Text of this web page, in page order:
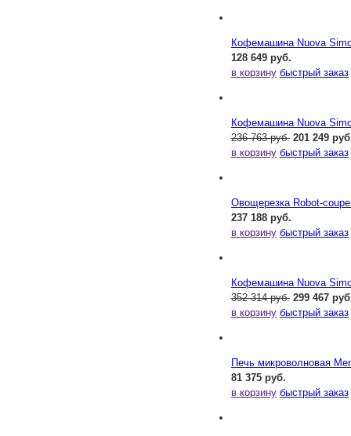
Кофемашина Nuova
128 649 руб.
в корзину быстрый заказ
Кофемашина Nuova
236 763 руб. 201 249
в корзину быстрый заказ
Овощерезка Robot-
237 188 руб.
в корзину быстрый заказ
Кофемашина Nuova
352 314 руб. 299 467
в корзину быстрый заказ
Печь микроволновая
81 375 руб.
в корзину быстрый заказ